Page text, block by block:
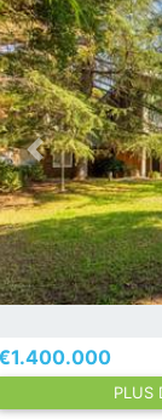
PLUS